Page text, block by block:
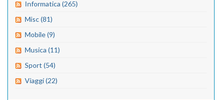
Informatica (265)
Misc (81)
Mobile (9)
Musica (11)
Sport (54)
Viaggi (22)